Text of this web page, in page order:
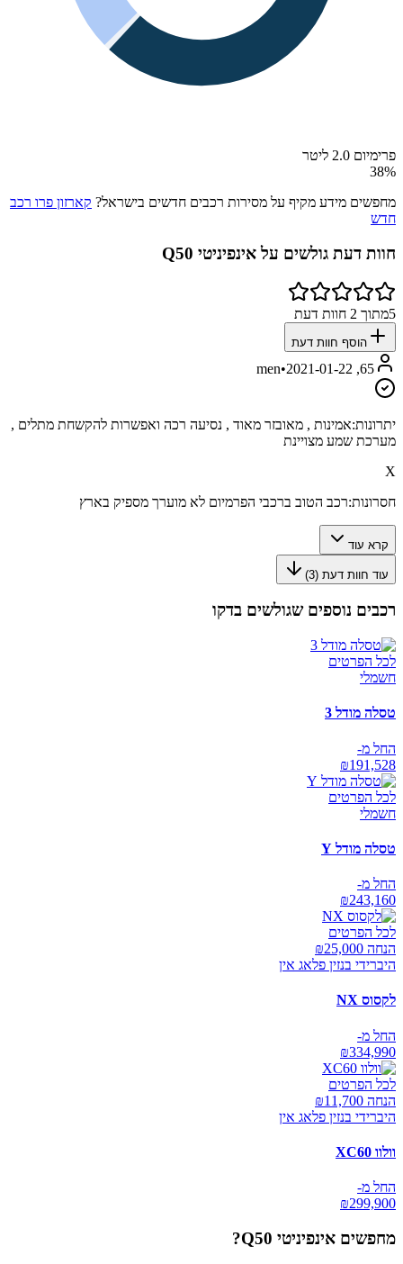
פרימיום 2.0 ליטר
38%
מחפשים מידע מקיף על מסירות רכבים חדשים בישראל? קארזון פרו רכב
חדש
חוות דעת גולשים על אינפיניטי Q50
5מתוך 2 חוות דעת
הוסף חוות דעת
65, men
•2021-01-22
יתרונות:אמינות , מאובזר מאוד , נסיעה רכה ואפשרות להקשחת מתלים ,
מערכת שמע מצויינת
X
חסרונות:רכב הטוב ברכבי הפרמיום לא מוערך מספיק בארץ
קרא עוד
עוד חוות דעת (3
)
רכבים נוספים שגולשים בדקו
לכל הפרטים
חשמלי
טסלה מודל 3
החל מ-
₪191,528
לכל הפרטים
חשמלי
טסלה מודל Y
החל מ-
₪243,160
לכל הפרטים
הנחה ₪ 25,000
היברידי בנזין פלאג אין
לקסוס NX
החל מ-
₪334,990
לכל הפרטים
הנחה ₪ 11,700
היברידי בנזין פלאג אין
וולוו XC60
החל מ-
₪299,900
מחפשים אינפיניטי Q50 ?